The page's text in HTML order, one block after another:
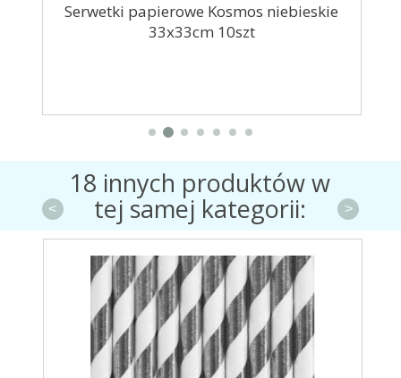
Serwetki papierowe Kosmos niebieskie
33x33cm 10szt
18 innych produktów w
tej samej kategorii:
< >